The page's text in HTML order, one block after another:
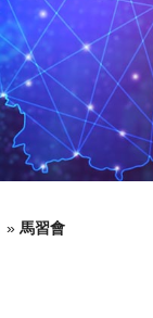
» 馬習會